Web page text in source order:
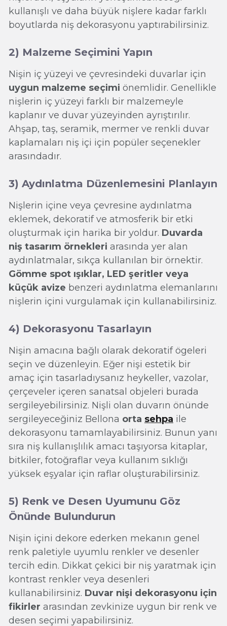
kullanışlı ve daha büyük nişlere kadar farklı
boyutlarda niş dekorasyonu yaptırabilirsiniz.
2) Malzeme Seçimini Yapın
Nişin iç yüzeyi ve çevresindeki duvarlar için
uygun malzeme seçimi önemlidir. Genellikle
nişlerin iç yüzeyi farklı bir malzemeyle
kaplanır ve duvar yüzeyinden ayrıştırılır.
Ahşap, taş, seramik, mermer ve renkli duvar
kaplamaları niş içi için popüler seçenekler
arasındadır.
3) Aydınlatma Düzenlemesini Planlayın
Nişlerin içine veya çevresine aydınlatma
eklemek, dekoratif ve atmosferik bir etki
oluşturmak için harika bir yoldur. Duvarda
niş tasarım örnekleri arasında yer alan
aydınlatmalar, sıkça kullanılan bir örnektir.
Gömme spot ışıklar, LED şeritler veya
küçük avize benzeri aydınlatma elemanlarını
nişlerin içini vurgulamak için kullanabilirsiniz.
4) Dekorasyonu Tasarlayın
Nişin amacına bağlı olarak dekoratif ögeleri
seçin ve düzenleyin. Eğer nişi estetik bir
amaç için tasarladıysanız heykeller, vazolar,
çerçeveler içeren sanatsal objeleri burada
sergileyebilirsiniz. Nişli olan duvarın önünde
sergileyeceğiniz Bellona orta sehpa ile
dekorasyonu tamamlayabilirsiniz. Bunun yanı
sıra niş kullanışlılık amacı taşıyorsa kitaplar,
bitkiler, fotoğraflar veya kullanım sıklığı
yüksek eşyalar için raflar oluşturabilirsiniz.
5) Renk ve Desen Uyumunu Göz
Önünde Bulundurun
Nişin içini dekore ederken mekanın genel
renk paletiyle uyumlu renkler ve desenler
tercih edin. Dikkat çekici bir niş yaratmak için
kontrast renkler veya desenleri
kullanabilirsiniz. Duvar nişi dekorasyonu için
fikirler arasından zevkinize uygun bir renk ve
desen seçimi yapabilirsiniz.